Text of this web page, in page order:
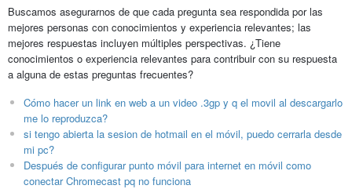
Buscamos asegurarnos de que cada pregunta sea respondida por las
mejores personas con conocimientos y experiencia relevantes; las
mejores respuestas incluyen múltiples perspectivas. ¿Tiene
conocimientos o experiencia relevantes para contribuir con su respuesta
a alguna de estas preguntas frecuentes?
Cómo hacer un link en web a un video .3gp y q el movil al descargarlo
me lo reproduzca?
si tengo abierta la sesion de hotmail en el móvil, puedo cerrarla desde
mi pc?
Después de configurar punto móvil para internet en móvil como
conectar Chromecast pq no funciona